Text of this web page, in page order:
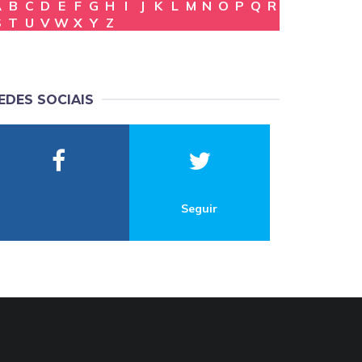
B C D E F G H I J K L M N O P Q R
T U V W X Y Z
SOCIAIS
Seguir